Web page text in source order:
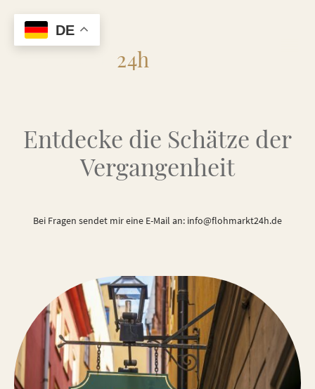
24h
Entdecke die Schätze der
Vergangenheit
Bei Fragen sendet mir eine E-Mail an: info@flohmarkt24h.de
DE